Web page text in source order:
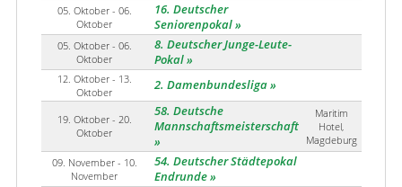
05. Oktober - 06.
Oktober
16. Deutscher
Seniorenpokal
05. Oktober - 06.
Oktober
8. Deutscher Junge-Leute-
Pokal
12. Oktober - 13.
Oktober
2. Damenbundesliga
19. Oktober - 20.
Oktober
58. Deutsche
Mannschaftsmeisterschaft
Maritim
Hotel,
Magdeburg
09. November - 10.
November
54. Deutscher Städtepokal
Endrunde